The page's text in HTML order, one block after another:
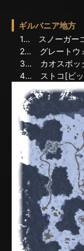
ギルバニア地方
1… スノーガーゴ
2… グレートウォ
3… カオスボッ
4… ストコ[ビッ